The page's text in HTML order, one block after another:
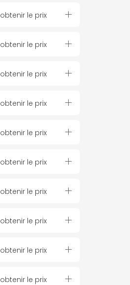
obtenir le prix
obtenir le prix
obtenir le prix
obtenir le prix
obtenir le prix
obtenir le prix
obtenir le prix
obtenir le prix
obtenir le prix
obtenir le prix